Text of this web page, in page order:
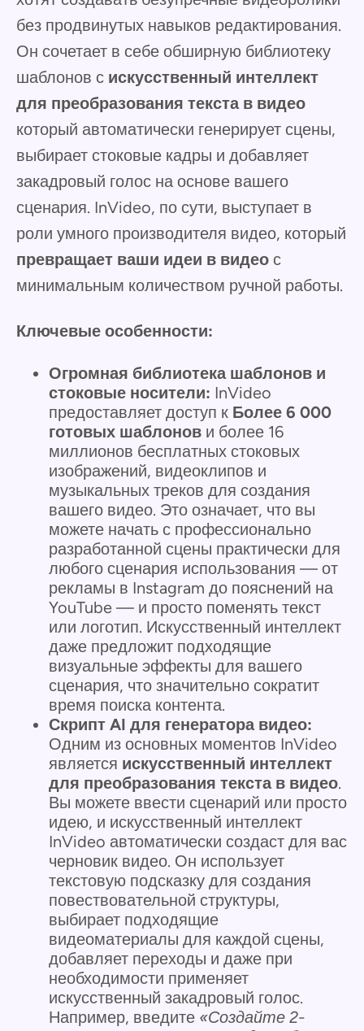
без продвинутых навыков редактирования.
Он сочетает в себе обширную библиотеку
шаблонов с искусственный интеллект
для преобразования текста в видео
который автоматически генерирует сцены,
выбирает стоковые кадры и добавляет
закадровый голос на основе вашего
сценария. InVideo, по сути, выступает в
роли умного производителя видео, который
превращает ваши идеи в видео с
минимальным количеством ручной работы.
Ключевые особенности:
Огромная библиотека шаблонов и
стоковые носители: InVideo
предоставляет доступ к Более 6 000
готовых шаблонов и более 16
миллионов бесплатных стоковых
изображений, видеоклипов и
музыкальных треков для создания
вашего видео. Это означает, что вы
можете начать с профессионально
разработанной сцены практически для
любого сценария использования — от
рекламы в Instagram до пояснений на
YouTube — и просто поменять текст
или логотип. Искусственный интеллект
даже предложит подходящие
визуальные эффекты для вашего
сценария, что значительно сократит
время поиска контента.
Скрипт AI для генератора видео:
Одним из основных моментов InVideo
является искусственный интеллект
для преобразования текста в видео.
Вы можете ввести сценарий или просто
идею, и искусственный интеллект
InVideo автоматически создаст для вас
черновик видео. Он использует
текстовую подсказку для создания
повествовательной структуры,
выбирает подходящие
видеоматериалы для каждой сцены,
добавляет переходы и даже при
необходимости применяет
искусственный закадровый голос.
Например, введите «Создайте 2-